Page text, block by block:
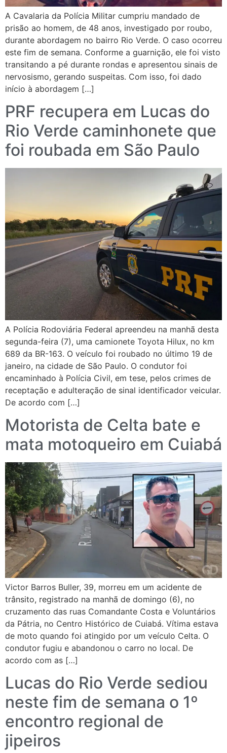
A Cavalaria da Polícia Militar cumpriu mandado de
prisão ao homem, de 48 anos, investigado por roubo,
durante abordagem no bairro Rio Verde. O caso ocorreu
este fim de semana. Conforme a guarnição, ele foi visto
transitando a pé durante rondas e apresentou sinais de
nervosismo, gerando suspeitas. Com isso, foi dado
início à abordagem […]
PRF recupera em Lucas do
Rio Verde caminhonete que
foi roubada em São Paulo
A Polícia Rodoviária Federal apreendeu na manhã desta
segunda-feira (7), uma camionete Toyota Hilux, no km
689 da BR-163. O veículo foi roubado no último 19 de
janeiro, na cidade de São Paulo. O condutor foi
encaminhado à Polícia Civil, em tese, pelos crimes de
receptação e adulteração de sinal identificador veicular.
De acordo com […]
Motorista de Celta bate e
mata motoqueiro em Cuiabá
Victor Barros Buller, 39, morreu em um acidente de
trânsito, registrado na manhã de domingo (6), no
cruzamento das ruas Comandante Costa e Voluntários
da Pátria, no Centro Histórico de Cuiabá. Vítima estava
de moto quando foi atingido por um veículo Celta. O
condutor fugiu e abandonou o carro no local. De
acordo com as […]
Lucas do Rio Verde sediou
neste fim de semana o 1º
encontro regional de
jipeiros